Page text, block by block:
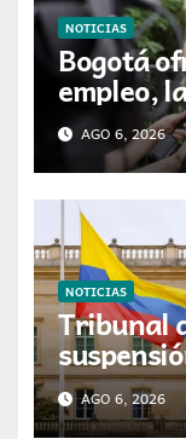
NOTICIAS
Bogotá
empleo,
AGO 6, 2026
NOTICIAS
Tribunal
Espriella
AGO 6, 2026